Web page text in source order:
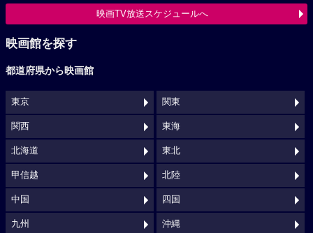
映画TV放送スケジュールへ
映画館を探す
都道府県から映画館
東京 関東
関西 東海
北海道 東北
甲信越 北陸
中国 四国
九州 沖縄